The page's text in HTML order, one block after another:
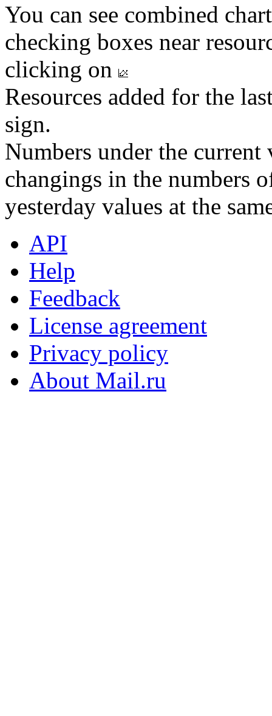
You can see combined
checking boxes near
clicking on
Resources added for the
sign.
Numbers under the
changings in the numbers
yesterday values at the
API
Help
Feedback
License agreement
Privacy policy
About Mail.ru